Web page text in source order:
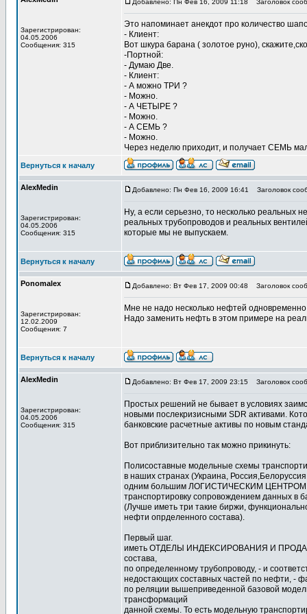
Зарегистрирован:
04.05.2006
Сообщения: 315
Добавлено: Пн Фев 16, 2009 11:18 Заголовок
Это напоминает анекдот про количество
- Клиент:
Вот шкура барана ( золотое руно),
-Портной:
- Думаю Две.
- Клиент:
- А можно ТРИ ?
- Можно.
- А ЧЕТЫРЕ ?
- Можно.
- А СЕМЬ ?
- Можно.
Через неделю приходит, и получает СЕМЬ
Вернуться к началу
AlexMedin
Зарегистрирован:
04.05.2006
Сообщения: 315
Добавлено: Пн Фев 16, 2009 16:41 Заголовок
Ну, а если серьезно, то несколько реальных
реальных трубопроводов и реальных
которые мы не выпускаем.
Вернуться к началу
Ponomalex
Зарегистрирован:
12.02.2009
Сообщения: 7
Добавлено: Вт Фев 17, 2009 00:48 Заголовок
Мне не надо несколько нефтей
Надо заменить нефть в этом примере на
Вернуться к началу
AlexMedin
Зарегистрирован:
04.05.2006
Сообщения: 315
Добавлено: Вт Фев 17, 2009 23:15 Заголовок
Простых решений не бывает в условиях
новыми послекризисными SDR активами.
банковские расчетные активы по новым
Вот приблизительно так можно прикинуть:
Полисоставные модельные схемы
в наших странах (Украина,
одним большим ЛОГИСТИЧЕСКИМ ЦЕНТРОМ -
транспортировку сопровождением данных в
(Лучше иметь три такие биржи,
нефти опрделенного состава).
Первый шаг.
иметь ОТДЕЛЫ ИНДЕКСИРОВАНИЯ И ПРОДАЖ
состава,
по определенному трубопроводу, - и
недостающих составных частей по нефти, -
по реляции вышеприведенной базовой
трансформаций
данной схемы. То есть модельную